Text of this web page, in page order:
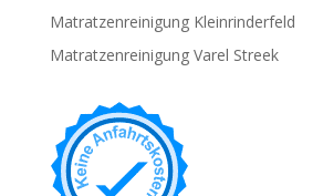
Matratzenreinigung Kleinrinderfeld
Matratzenreinigung Varel Streek